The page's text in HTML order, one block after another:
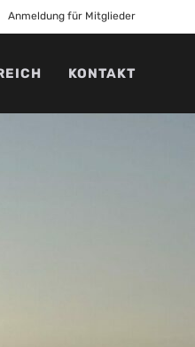
Anmeldung für Mitglieder
KONTAKT